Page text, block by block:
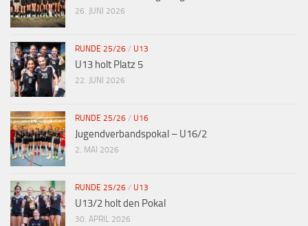
26. JUNI 2026
RUNDE 25/26 / U13
U13 holt Platz 5
22. JUNI 2026
RUNDE 25/26 / U16
Jugendverbandspokal – U16/2
2. MAI 2026
RUNDE 25/26 / U13
U13/2 holt den Pokal
30. APRIL 2026